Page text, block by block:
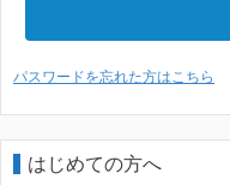
パスワードを忘れた方はこちら
はじめての方へ